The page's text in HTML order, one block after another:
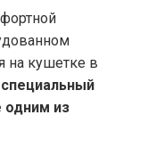
на кушетке в
одним из